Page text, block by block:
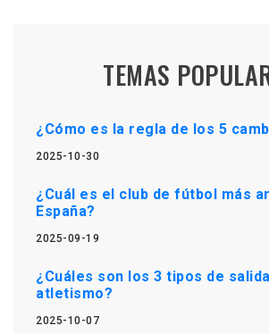
TEMAS
¿Cómo es la regla de los 5
2025-10-30
¿Cuál es el club de fútbol más
España?
2025-09-19
¿Cuáles son los 3 tipos de
atletismo?
2025-10-07